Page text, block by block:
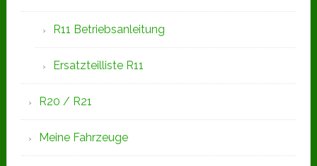
R11 Betriebsanleitung
Ersatzteilliste R11
R20 / R21
Meine Fahrzeuge